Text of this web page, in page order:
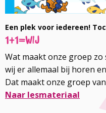
Een plek voor iedereen!
1+1=wij
Wat maakt onze groep zo
wij er allemaal bij horen
Dat maakt onze groep van
Naar lesmateriaal